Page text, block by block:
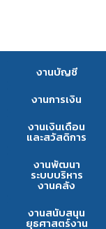
งานบัญชี
งานการเงิน
งานเงินเดือน
และสวัสดิการ
งานพัฒนา
ระบบบริหาร
งานคลัง
งานสนับสนุน
ยุธศาสตร์งาน